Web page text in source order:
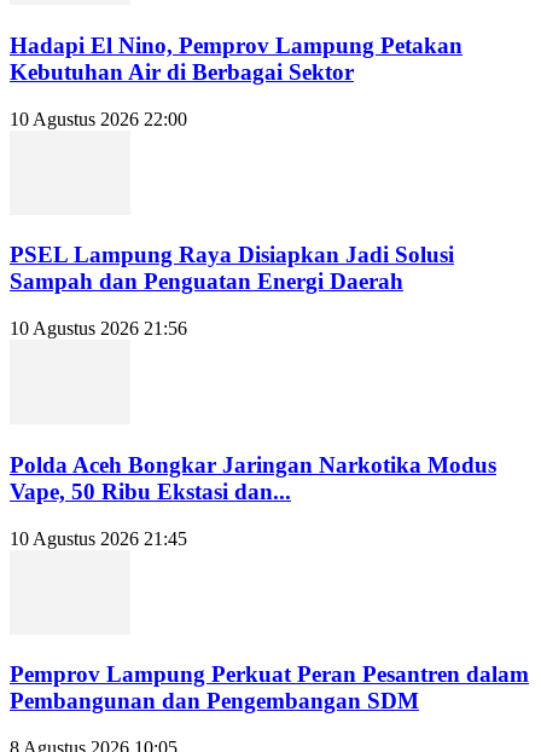
Hadapi El Nino, Pemprov Lampung Petakan
Kebutuhan Air di Berbagai Sektor
10 Agustus 2026 22:00
PSEL Lampung Raya Disiapkan Jadi Solusi
Sampah dan Penguatan Energi Daerah
10 Agustus 2026 21:56
Polda Aceh Bongkar Jaringan Narkotika Modus
Vape, 50 Ribu Ekstasi dan...
10 Agustus 2026 21:45
Pemprov Lampung Perkuat Peran Pesantren dalam
Pembangunan dan Pengembangan SDM
8 Agustus 2026 10:05